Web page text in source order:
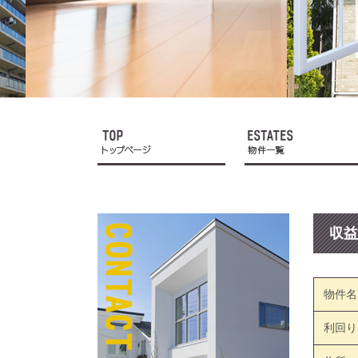
収
物件名
利回り